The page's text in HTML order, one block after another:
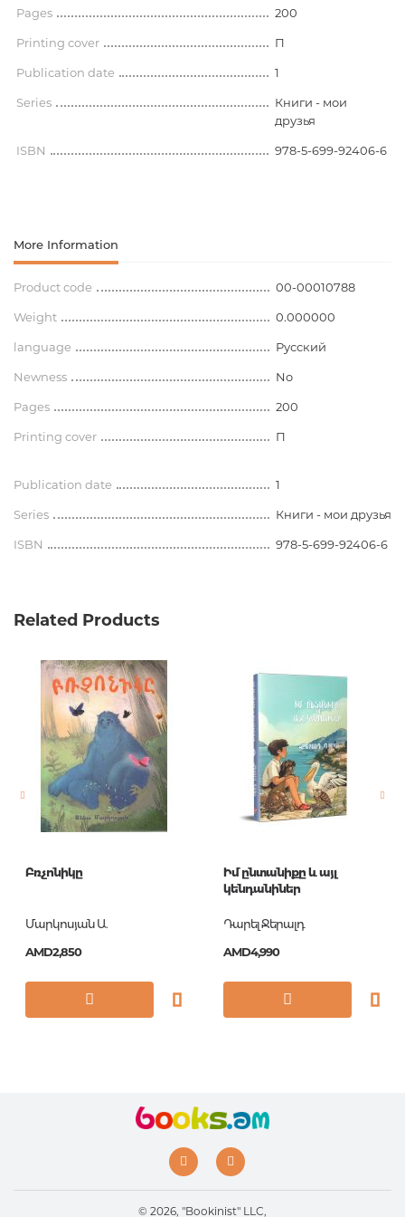
Pages 200
Printing cover П
Publication date 1
Series
Книги - мои
друзья
ISBN 978-5-699-92406-6
More Information
Product code 00-00010788
Weight 0.000000
language Русский
Newness No
Pages 200
Printing cover П
Publication date 1
Series Книги - мои друзья
ISBN 978-5-699-92406-6
Related Products
Բռչոնիկը
Մարկոսյան Ա.
AMD2,850
Իմ ընտանիքը և այլ
կենդանիներ
Դարել Ջերալդ
AMD4,990
© 2026, "Bookinist" LLC,